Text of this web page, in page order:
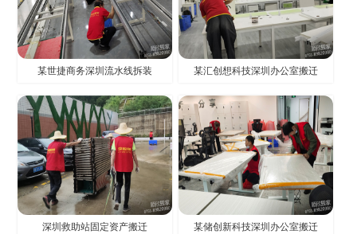
某世捷商务深圳流水线拆装 某汇创想科技深圳办公室搬迁
深圳救助站固定资产搬迁 某储创新科技深圳办公室搬迁